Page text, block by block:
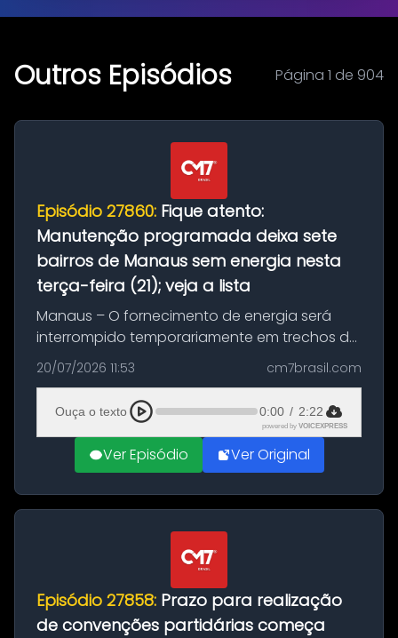
Outros Episódios Página 1 de 904
Episódio 27860: Fique atento:
Manutenção programada deixa sete
bairros de Manaus sem energia nesta
terça-feira (21); veja a lista
Manaus – O fornecimento de energia será
interrompido temporariamente em trechos de
sete bairros de Manaus nesta terça-feira (21).
A suspensão programada ocorrerá para a
execução de serviços de manuten...
20/07/2026 11:53 cm7brasil.com
Ouça o texto 0:00 / 2:22
powered by VOICEXPRESS
Ver Episódio Ver Original
Episódio 27858: Prazo para realização
de convenções partidárias começa